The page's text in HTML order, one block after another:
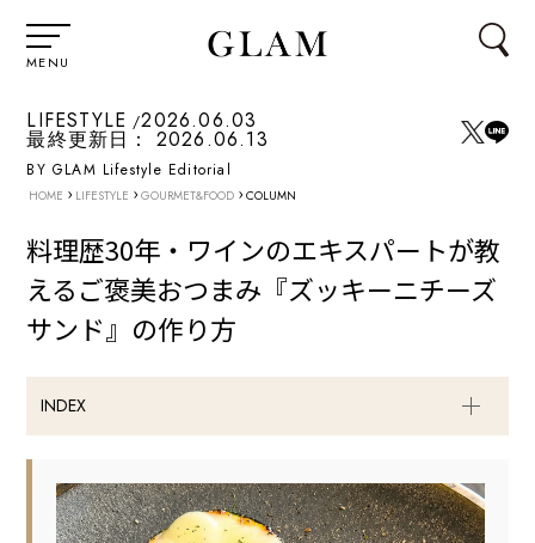
MENU
LIFESTYLE 2026.06.03
最終更新日： 2026.06.13
BY GLAM Lifestyle Editorial
HOME › LIFESTYLE › GOURMET&FOOD › COLUMN
料理歴30年・ワインのエキスパートが教
えるご褒美おつまみ『ズッキーニチーズ
サンド』の作り方
INDEX